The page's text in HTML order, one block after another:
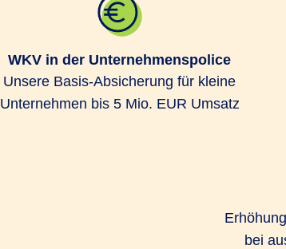
WKV in der Unternehmenspolice
Unsere Basis-Absicherung für kleine
Unternehmen bis 5 Mio. EUR Umsatz
bei